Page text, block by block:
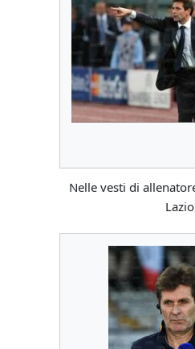
Nelle vesti di
Lazio